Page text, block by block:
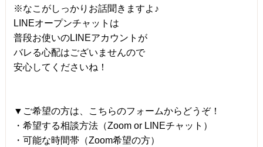
※なこがしっかりお話聞きますよ♪
LINEオープンチャットは
普段お使いのLINEアカウントが
バレる心配はございませんので
安心してくださいね！
▼ご希望の方は、こちらのフォームからどうぞ！
・希望する相談方法（Zoom or LINEチャット）
・可能な時間帯（Zoom希望の方）